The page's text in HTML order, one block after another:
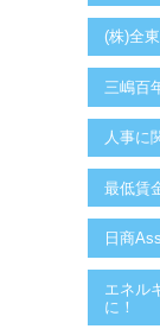
(株)全
三嶋百
人事に
最低賃
日商
エネル
に！